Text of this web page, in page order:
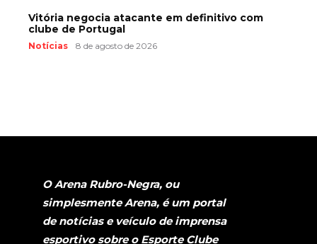
Vitória negocia atacante em definitivo com
clube de Portugal
Notícias 8 de agosto de 2026
O Arena Rubro-Negra, ou
simplesmente Arena, é um portal
de notícias e veículo de imprensa
esportivo sobre o Esporte Clube